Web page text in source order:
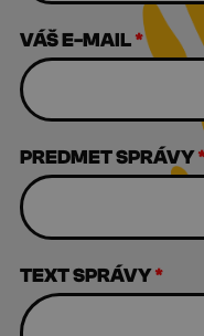
VÁŠ E-MAIL*
PREDMET SPRÁVY
TEXT SPRÁVY*